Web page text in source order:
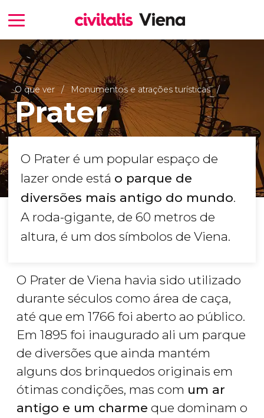
O que ver Monumentos e atrações turísticas
Prater
O Prater é um popular espaço de
lazer onde está o parque de
diversões mais antigo do mundo.
A roda-gigante, de 60 metros de
altura, é um dos símbolos de Viena.
O Prater de Viena havia sido utilizado
durante séculos como área de caça,
até que em 1766 foi aberto ao público.
Em 1895 foi inaugurado ali um parque
de diversões que ainda mantém
alguns dos brinquedos originais em
ótimas condições, mas com um ar
antigo e um charme que dominam o